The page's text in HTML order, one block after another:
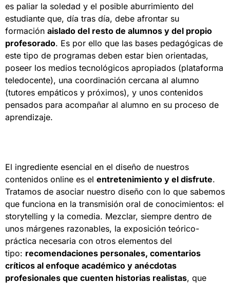
es paliar la soledad y el posible aburrimiento del
estudiante que, día tras día, debe afrontar su
formación aislado del resto de alumnos y del propio
profesorado. Es por ello que las bases pedagógicas de
este tipo de programas deben estar bien orientadas,
poseer los medios tecnológicos apropiados (plataforma
teledocente), una coordinación cercana al alumno
(tutores empáticos y próximos), y unos contenidos
pensados para acompañar al alumno en su proceso de
aprendizaje.
El ingrediente esencial en el diseño de nuestros
contenidos online es el entretenimiento y el disfrute.
Tratamos de asociar nuestro diseño con lo que sabemos
que funciona en la transmisión oral de conocimientos: el
storytelling y la comedia. Mezclar, siempre dentro de
unos márgenes razonables, la exposición teórico-
práctica necesaria con otros elementos del
tipo: recomendaciones personales, comentarios
críticos al enfoque académico y anécdotas
profesionales que cuenten historias realistas, que